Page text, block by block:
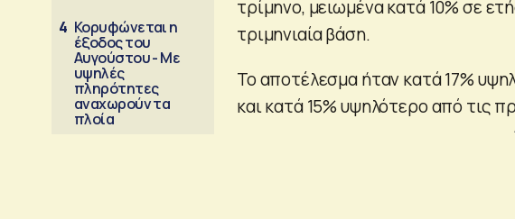
4 Κορυφώνεται η
έξοδος του
Αυγούστου - Με
υψηλές
πληρότητες
αναχωρούν τα
πλοία
τρίμηνο, μειωμένα κατά 10% σε
τριμηνιαία βάση.
Το αποτέλεσμα ήταν κατά 17%
και κατά 15% υψηλότερο από τις